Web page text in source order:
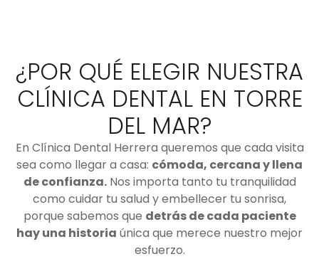
¿POR QUÉ ELEGIR NUESTRA
CLÍNICA DENTAL EN TORRE
DEL MAR?
En Clínica Dental Herrera queremos que cada visita
sea como llegar a casa: cómoda, cercana y llena
de confianza.Nos importa tanto tu tranquilidad
como cuidar tu salud y embellecer tu sonrisa,
porque sabemos que detrás de cada paciente
hay una historia única que merece nuestro mejor
esfuerzo.